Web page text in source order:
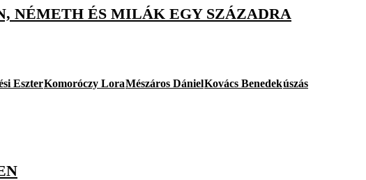
NÉMETH ÉS MILÁK EGY SZÁZADRA
EszterKomoróczy LoraMészáros DánielKovács Benedekúszás